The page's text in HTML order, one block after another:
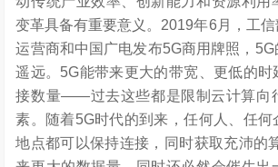
变革具备有重要意义。2019年6月，工
运营商和中国广电发布5G商用牌照，
遥远。5G能带来更大的带宽、更低的时
接数量——过去这些都是限制云计算向
素。随着5G时代的到来，任何人、任何
地点都可以保持连接，同时获取充沛的